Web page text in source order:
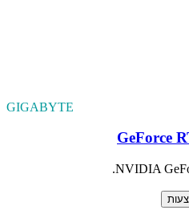
GIGABYTE
GeForce
NVIDIA